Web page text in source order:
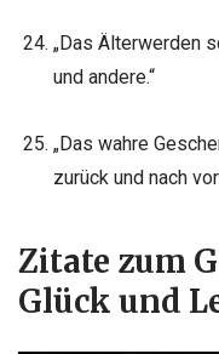
„Das Älterwerden
und andere.“
„Das wahre
zurück und nach
Zitate zum
Glück und